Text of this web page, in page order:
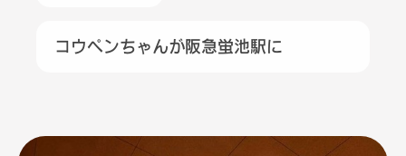
コウペンちゃんが阪急蛍池駅に